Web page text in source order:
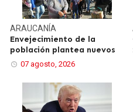
ARAUCANÍA
Envejecimiento de la
población plantea nuevos
07 agosto, 2026